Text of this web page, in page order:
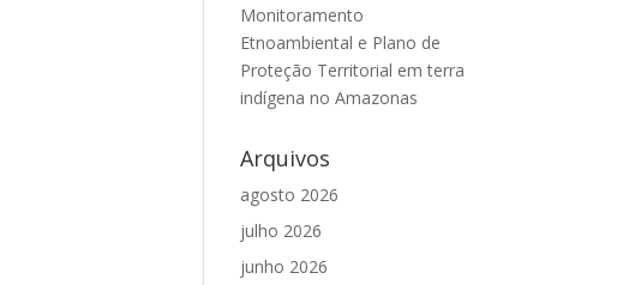
Monitoramento
Etnoambiental e Plano de
Proteção Territorial em terra
indígena no Amazonas
Arquivos
agosto 2026
julho 2026
junho 2026